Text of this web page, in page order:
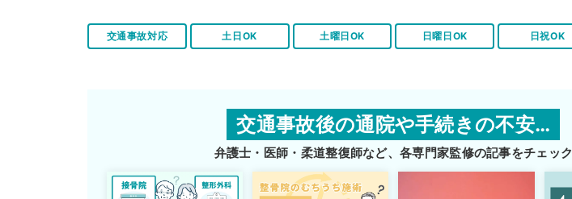
交通事故対応 土日OK 土曜日OK 日曜日OK 日祝OK
交通事故後の通院や手続きの不安…
弁護士・医師・柔道整復師など、各専門家監修の記事をチェック